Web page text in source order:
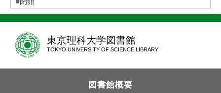
東京理科大学図書館
TOKYO UNIVERSITY OF SCIENCE LIBRARY
図書館概要